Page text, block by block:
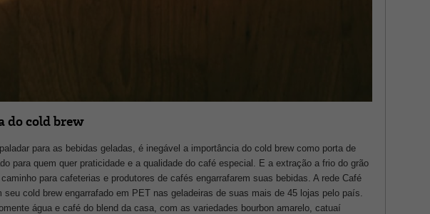
do cold brew
para as bebidas geladas, é inegável a importância do cold brew como porta de
para quem quer praticidade e a qualidade do café especial. E a extração a frio do grão
para cafeterias e produtores de cafés engarrafarem suas bebidas. A rede Café
seu cold brew engarrafado em PET nas geladeiras de suas mais de 45 lojas pelo país.
água e café do blend da casa, com as variedades bourbon amarelo, catuaí